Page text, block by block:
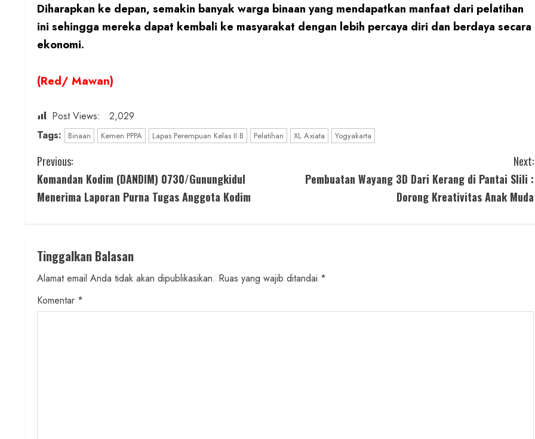
Diharapkan ke depan, semakin banyak warga binaan yang mendapatkan manfaat dari pelatihan
ini sehingga mereka dapat kembali ke masyarakat dengan lebih percaya diri dan berdaya secara
ekonomi.
(Red/ Mawan)
Post Views:
2,029
Tags:
Binaan Kemen PPPA Lapas Perempuan Kelas II B Pelatihan XL Axiata Yogyakarta
C
o
i
n
u
Previous:
Komandan Kodim (DANDIM) 0730/Gunungkidul
Menerima Laporan Purna Tugas Anggota Kodim
Next:
Pembuatan Wayang 3D Dari Kerang di Pantai Slili :
Dorong Kreativitas Anak Muda
Tinggalkan Balasan
Alamat email Anda tidak akan dipublikasikan. Ruas yang wajib ditandai *
Komentar *